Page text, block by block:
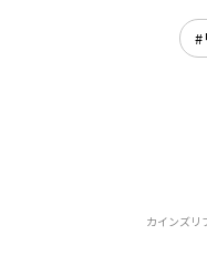
#
カインズリ